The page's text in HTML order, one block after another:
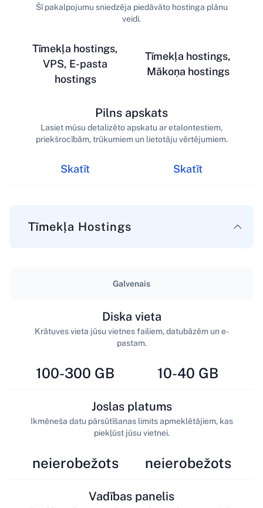
Tīmekļa hostings,
VPS, E-pasta
hostings
Šī pakalpojumu sniedzēja piedāvāto hostinga plānu
veidi.
Tīmekļa hostings,
Mākoņa hostings
Skatīt
Pilns apskats
Lasiet mūsu detalizēto apskatu ar etalontestiem,
priekšrocībām, trūkumiem un lietotāju vērtējumiem.
Skatīt
Tīmekļa Hostings
Galvenais
100-300 GB
Diska vieta
Krātuves vieta jūsu vietnes failiem, datubāzēm un e-
pastam.
10-40 GB
neierobežots
Joslas platums
Ikmēneša datu pārsūtīšanas limits apmeklētājiem, kas
piekļūst jūsu vietnei.
neierobežots
Vadības panelis